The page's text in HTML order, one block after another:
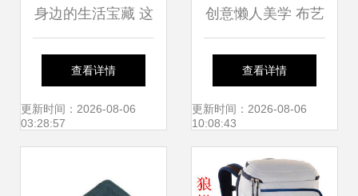
身边的生活宝藏 这
家便利店，一站搞
定你的所有日常所
查看详情
更新时间：2026-08-06
03:28:57
创意懒人美学 布艺
蕾丝遥控器套，点
亮家居日用百货的
温馨日常
查看详情
更新时间：2026-08-06
10:08:43